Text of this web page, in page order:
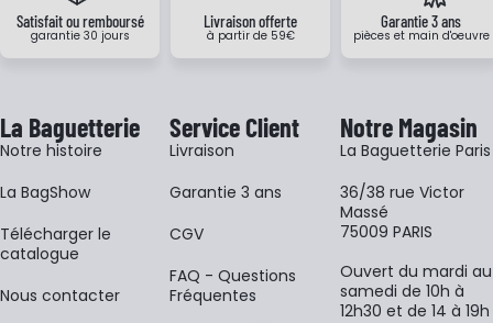
Satisfait ou remboursé
garantie 30 jours
Livraison offerte
à partir de 59€
Garantie 3 ans
pièces et main d'oeuvre
La Baguetterie
Notre histoire
La BagShow
​Télécharger le
catalogue
Nous contacter
Service Client
Livraison
Garantie 3 ans
CGV
FAQ - Questions
Fréquentes
Notre Magasin
La Baguetterie Paris
36/38 rue Victor
Massé
75009 PARIS
Ouvert du mardi au
samedi de 10h à
12h30 et de 14 à 19h